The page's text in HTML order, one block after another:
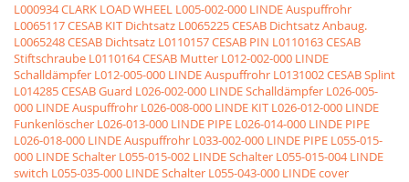
L000934 CLARK LOAD WHEEL L005-002-000 LINDE Auspuffrohr
L0065117 CESAB KIT Dichtsatz L0065225 CESAB Dichtsatz Anbaug.
L0065248 CESAB Dichtsatz L0110157 CESAB PIN L0110163 CESAB
Stiftschraube L0110164 CESAB Mutter L012-002-000 LINDE
Schalldämpfer L012-005-000 LINDE Auspuffrohr L0131002 CESAB Splint
L014285 CESAB Guard L026-002-000 LINDE Schalldämpfer L026-005-
000 LINDE Auspuffrohr L026-008-000 LINDE KIT L026-012-000 LINDE
Funkenlöscher L026-013-000 LINDE PIPE L026-014-000 LINDE PIPE
L026-018-000 LINDE Auspuffrohr L033-002-000 LINDE PIPE L055-015-
000 LINDE Schalter L055-015-002 LINDE Schalter L055-015-004 LINDE
switch L055-035-000 LINDE Schalter L055-043-000 LINDE cover